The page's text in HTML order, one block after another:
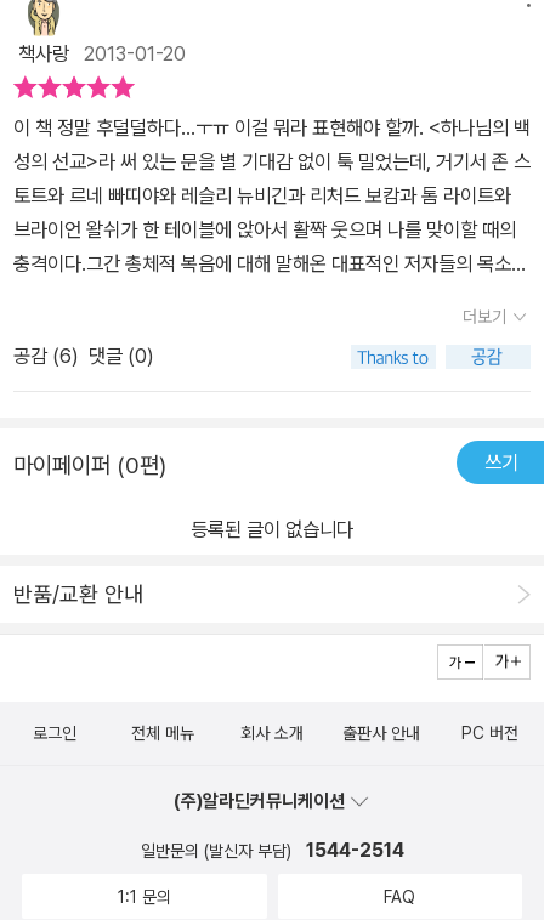
책사랑 2013-01-20
이 책 정말 후덜덜하다...ㅜㅠ 이걸 뭐라 표현해야 할까. <하나님의 백
성의 선교>라 써 있는 문을 별 기대감 없이 툭 밀었는데, 거기서 존 스
토트와 르네 빠띠야와 레슬리 뉴비긴과 리처드 보캄과 톰 라이트와
브라이언 왈쉬가 한 테이블에 앉아서 활짝 웃으며 나를 맞이할 때의
충격이다.그간 총체적 복음에 대해 말해온 대표적인 저자들의 목소리
있다. 논쟁의 최전방에 서는 투사 스타일도 아니고, 혼을 쏙 빼놓는 현
란한 필치의 달변가 스타일도 아니지만, 이렇게 반듯하고 담담하게
큰 그림을 정리해주는 역할을 해주는 분은 반드시 필요하다. 왜 크리
득이 간다. 이 책은 ‘온전한 복음은 무엇이며 하나님의 나라는 무엇인
해낸 책이다. 마지막 장을 덮을 땐 그 나라의 아름다움 때문에 눈물이
더보기
공감 (6) 댓글 (0)
마이페이퍼 (0편) 쓰기
등록된 글이 없습니다
반품/교환 안내
로그인 전체 메뉴 회사 소개 출판사 안내 PC 버전
(주)알라딘커뮤니케이션
일반문의 (발신자 부담) 1544-2514
1:1 문의 FAQ